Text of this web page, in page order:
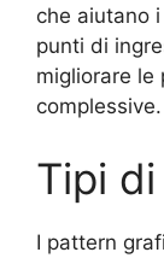
che aiutano
punti di
migliorare le
complessive.
Tipi
I pattern